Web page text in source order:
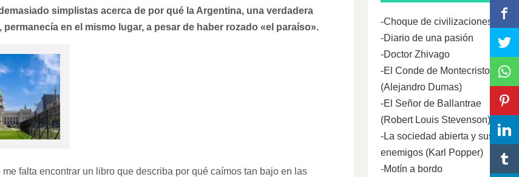
simplistas acerca de por qué la Argentina, una verdadera
en el mismo lugar, a pesar de haber rozado «el paraíso».
falta encontrar un libro que describa por qué caímos tan bajo en las
-Choque de civilizaciones
-Diario de una pasión
-Doctor Zhivago
-El Conde de Montecristo
(Alejandro Dumas)
-El Señor de Ballantrae
(Robert Louis Stevenson)
-La sociedad abierta y sus
enemigos (Karl Popper)
-Motín a bordo